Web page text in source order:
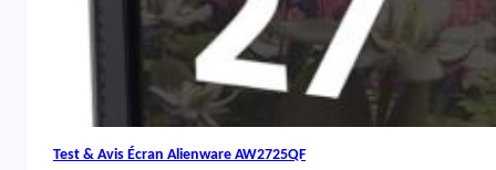
Test & Avis Écran Alienware AW2725QF